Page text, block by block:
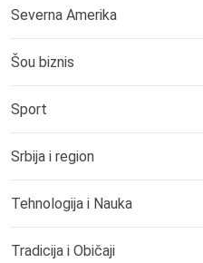
Severna Amerika
Šou biznis
Sport
Srbija i region
Tehnologija i Nauka
Tradicija i Običaji